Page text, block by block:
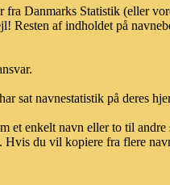
Danmarks Statistik (eller
Resten af indholdet på
sat navnestatistik på deres
et enkelt navn eller to til
du vil kopiere fra flere